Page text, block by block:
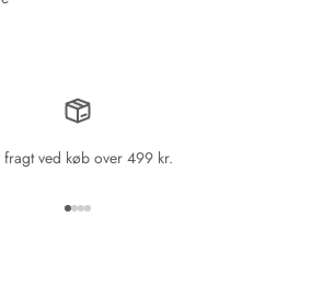
fragt ved køb over 499 kr.